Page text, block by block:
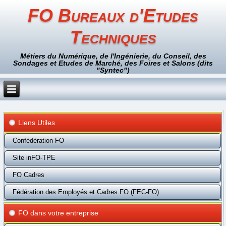
FO Bureaux d'Etudes
Techniques
Métiers du Numérique, de l'Ingénierie, du Conseil, des
Sondages et Etudes de Marché, des Foires et Salons (dits
"Syntec")
Liens Utiles
Confédération FO
Site inFO-TPE
FO Cadres
Fédération des Employés et Cadres FO (FEC-FO)
FO dans votre entreprise